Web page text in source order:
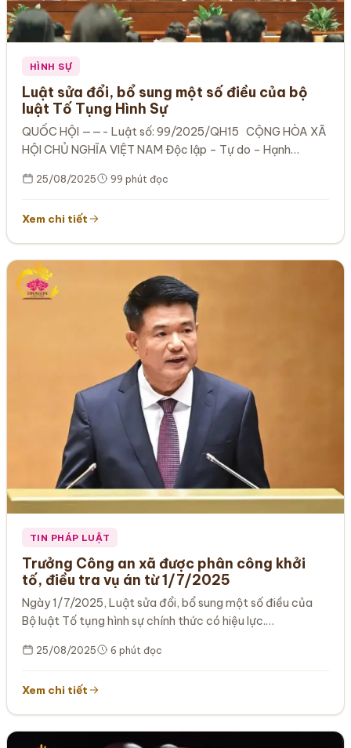
HÌNH SỰ
Luật sửa đổi, bổ sung một số điều của bộ
luật Tố Tụng Hình Sự
QUỐC HỘI ——- Luật số: 99/2025/QH15 CỘNG HÒA XÃ
HỘI CHỦ NGHĨA VIỆT NAM Độc lập – Tự do – Hạnh…
25/08/2025 99 phút đọc
Xem chi tiết
TIN PHÁP LUẬT
Trưởng Công an xã được phân công khởi
tố, điều tra vụ án từ 1/7/2025
Ngày 1/7/2025, Luật sửa đổi, bổ sung một số điều của
Bộ luật Tố tụng hình sự chính thức có hiệu lực.…
25/08/2025 6 phút đọc
Xem chi tiết